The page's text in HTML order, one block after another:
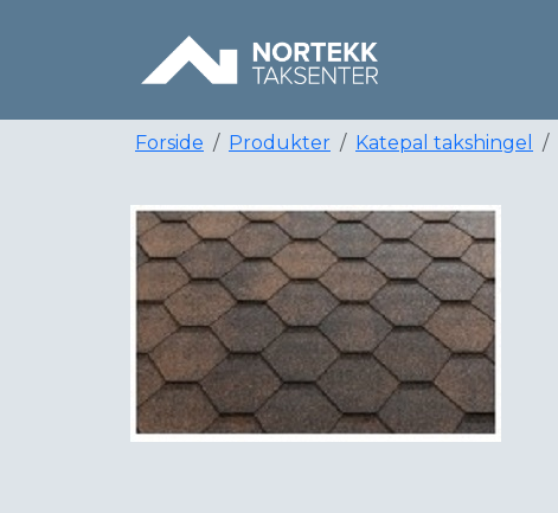
Forside Produkter Katepal takshingel